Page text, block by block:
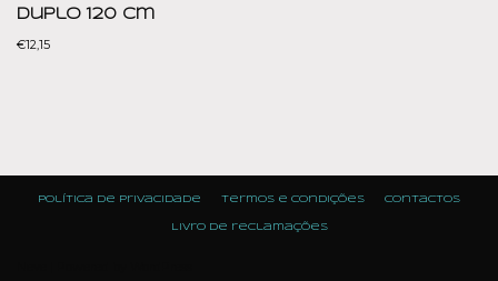
Duplo 120 cm
€12,15
Política de Privacidade Termos e condições Contactos
Livro de reclamações